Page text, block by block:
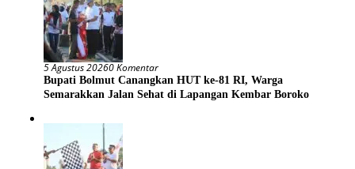
5 Agustus 20260 Komentar
Bupati Bolmut Canangkan HUT ke-81 RI, Warga
Semarakkan Jalan Sehat di Lapangan Kembar Boroko